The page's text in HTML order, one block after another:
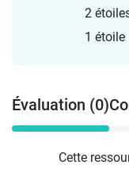
2
1 étoile
Évaluation (0)
Cette